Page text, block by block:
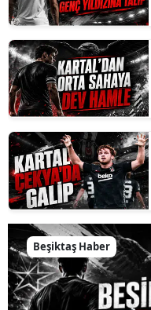
Beşiktaş Haber